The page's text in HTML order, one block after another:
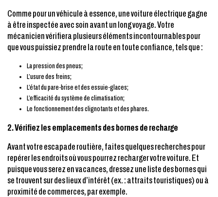
Comme pour un véhicule à essence, une voiture électrique gagne
à être inspectée avec soin avant un long voyage. Votre
mécanicien vérifiera plusieurs éléments incontournables pour
que vous puissiez prendre la route en toute confiance, tels que :
La pression des pneus;
L’usure des freins;
L’état du pare-brise et des essuie-glaces;
L’efficacité du système de climatisation;
Le fonctionnement des clignotants et des phares.
2.Vérifiez les emplacements des bornes de recharge
Avant votre escapade routière, faites quelques recherches pour
repérer les endroits où vous pourrez recharger votre voiture. Et
puisque vous serez en vacances, dressez une liste des bornes qui
se trouvent sur des lieux d’intérêt (ex. : attraits touristiques) ou à
proximité de commerces, par exemple.